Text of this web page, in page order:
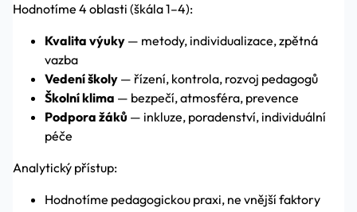
Hodnotíme 4 oblasti (škála 1–4):
Kvalita výuky — metody, individualizace, zpětná
vazba
Vedení školy — řízení, kontrola, rozvoj pedagogů
Školní klima — bezpečí, atmosféra, prevence
Podpora žáků — inkluze, poradenství, individuální
péče
Analytický přístup:
Hodnotíme pedagogickou praxi, ne vnější faktory